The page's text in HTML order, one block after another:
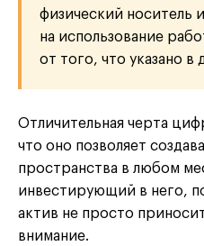
физический носитель
на использование
от того, что указано в
Отличительная черта
что оно позволяет
пространства в любом
инвестирующий в него,
актив не просто
внимание.